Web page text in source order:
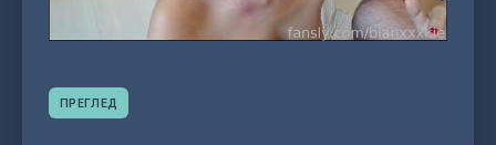
ПРЕГЛЕД